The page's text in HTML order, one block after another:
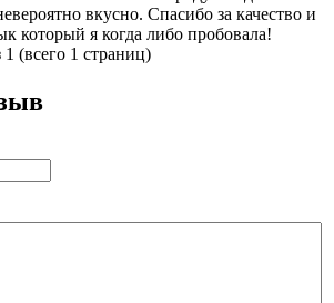
вкусно. Спасибо за качество и
который я когда либо пробовала!
(всего 1 страниц)